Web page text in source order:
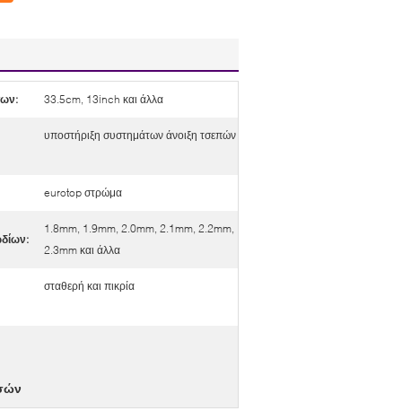
33.5cm, 13inch και άλλα
υποστήριξη συστημάτων άνοιξη τσεπών
eurotop στρώμα
1.8mm, 1.9mm, 2.0mm, 2.1mm, 2.2mm,
2.3mm και άλλα
σταθερή και πικρία